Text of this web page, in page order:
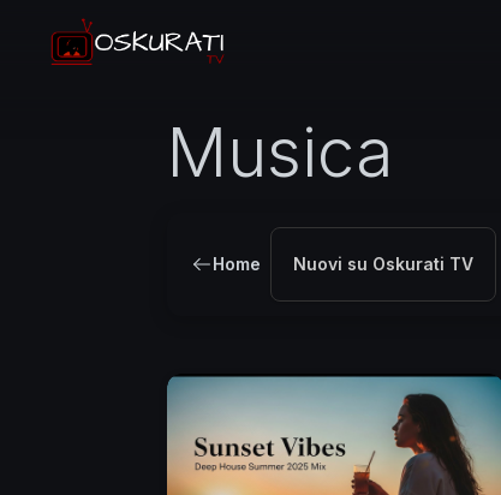
Musica
Home Nuovi su Oskurati TV